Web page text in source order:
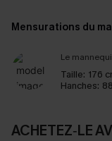
Mensurations du
Le
Taille: 176
Hanches:
ACHETEZ‑LE